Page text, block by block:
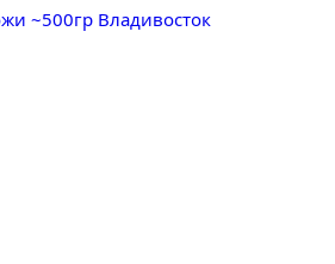
~500гр Владивосток